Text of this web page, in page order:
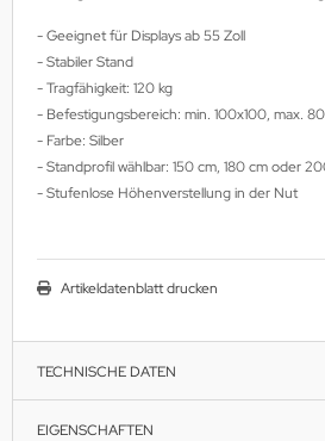
- Geeignet für Displays ab 55 Zoll
- Stabiler Stand
- Tragfähigkeit: 120 kg
- Befestigungsbereich: min. 100x100, max.
- Farbe: Silber
- Standprofil wählbar: 150 cm, 180 cm oder
- Stufenlose Höhenverstellung in der Nut
Artikeldatenblatt drucken
TECHNISCHE DATEN
EIGENSCHAFTEN